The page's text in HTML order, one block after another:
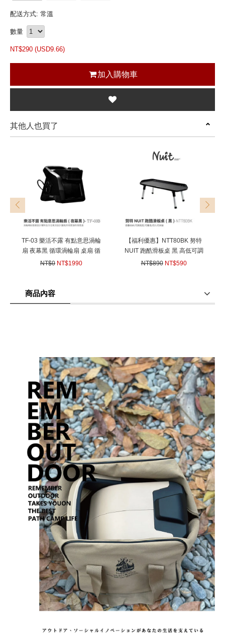
配送方式: 常溫
數量
NT$290 (USD9.66)
加入購物車
其他人也買了
TF-03 樂活不露 有點意思渦輪
扇 夜幕黑 循環渦輪扇 桌扇 循
環扇 空氣循環扇 電風扇 渦輪
NT$0 NT$1990
【福利優惠】NTT80BK 努特
NUIT 跑酷滑板桌 黑 高低可調
燒烤小邊桌 料理台 摺疊桌 帳
NT$890 NT$590
prev next
商品內容